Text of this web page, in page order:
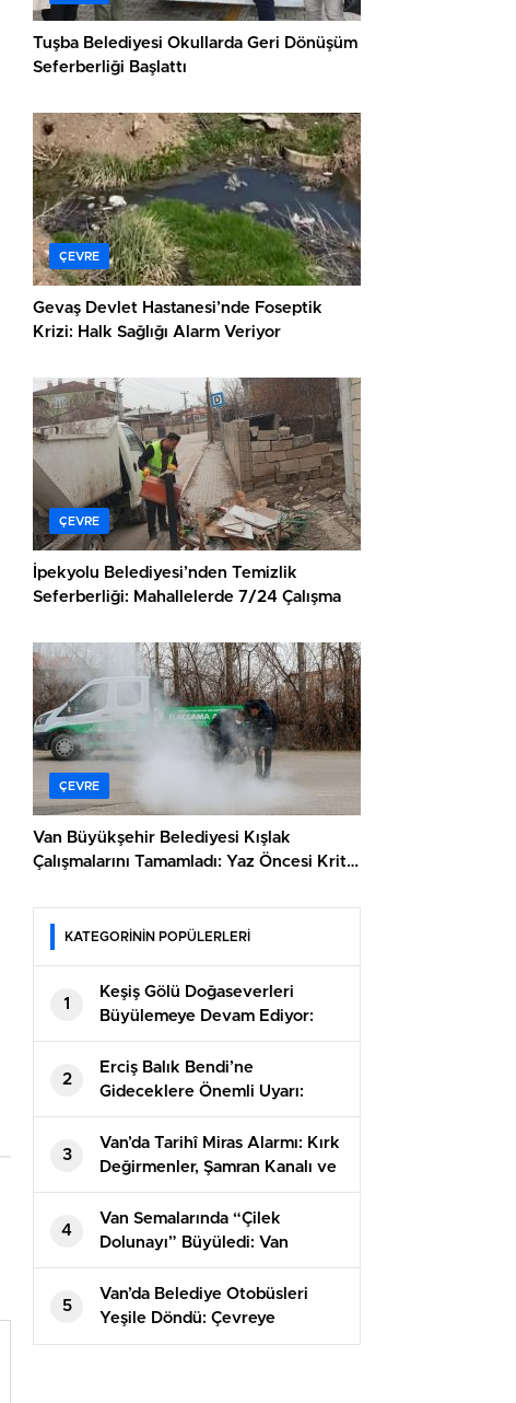
Tuşba Belediyesi Okullarda Geri Dönüşüm
Seferberliği Başlattı
ÇEVRE
Gevaş Devlet Hastanesi’nde Foseptik
Krizi: Halk Sağlığı Alarm Veriyor
ÇEVRE
İpekyolu Belediyesi’nden Temizlik
Seferberliği: Mahallelerde 7/24 Çalışma
ÇEVRE
Van Büyükşehir Belediyesi Kışlak
Çalışmalarını Tamamladı: Yaz Öncesi Kritik
KATEGORİNİN POPÜLERLERİ
1
Keşiş Gölü Doğaseverleri
Büyülemeye Devam Ediyor:
2.700 Yıllık Tarih ve Eşsiz
Manzara Buluştu
2
Erciş Balık Bendi’ne
Gideceklere Önemli Uyarı:
Ziyaretçi Kabul Edilmeyecek!
3
Van’da Tarihî Miras Alarmı: Kırk
Değirmenler, Şamran Kanalı ve
Urartu Su Yapıları Tehlike
Altında
4
Van Semalarında “Çilek
Dolunayı” Büyüledi: Van
Kalesi’nde Görsel Şölen
5
Van’da Belediye Otobüsleri
Yeşile Döndü: Çevreye
Duyarlılık Mesajı